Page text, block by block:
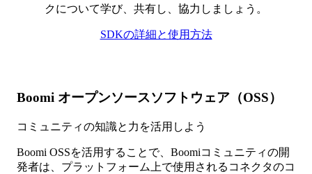
クについて学び、共有し、協力しましょう。
SDKの詳細と使用方法
Boomi オープンソースソフトウェア（OSS）
コミュニティの知識と力を活用しよう
Boomi OSSを活用することで、Boomiコミュニティの開
発者は、プラットフォーム上で使用されるコネクタのコ